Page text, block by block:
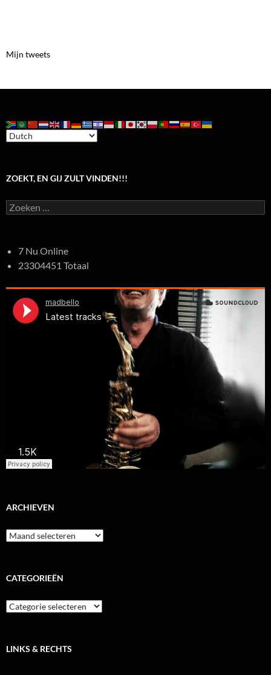
Mijn tweets
ZOEKT, EN GIJ ZULT VINDEN!!!
Zoeken
naar:
7 Nu Online
23304451 Totaal
ARCHIEVEN
Archieven
CATEGORIEËN
Categorieën
LINKS & RECHTS